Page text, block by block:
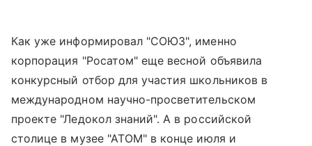
Как уже информировал "СОЮЗ", именно
корпорация "Росатом" еще весной объявила
конкурсный отбор для участия школьников в
международном научно-просветительском
проекте "Ледокол знаний". А в российской
столице в музее "АТОМ" в конце июля и